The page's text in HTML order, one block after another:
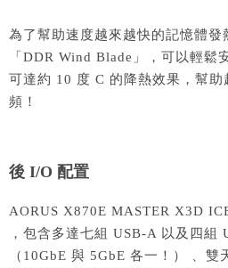
為了幫助速度越來越快的記憶體發
「DDR Wind Blade」，可以輕鬆
可達約 10 度 C 的降熱效果，幫助
頻！
後 I/O 配置
AORUS X870E MASTER X3D
，包含多達七組 USB-A 以及四組
（10GbE 與 5GbE 各一！） 、